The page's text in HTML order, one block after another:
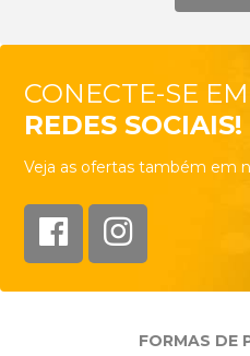
CONECTE-SE
REDES SOCIAIS!
Veja as ofertas também em
FORMAS DE